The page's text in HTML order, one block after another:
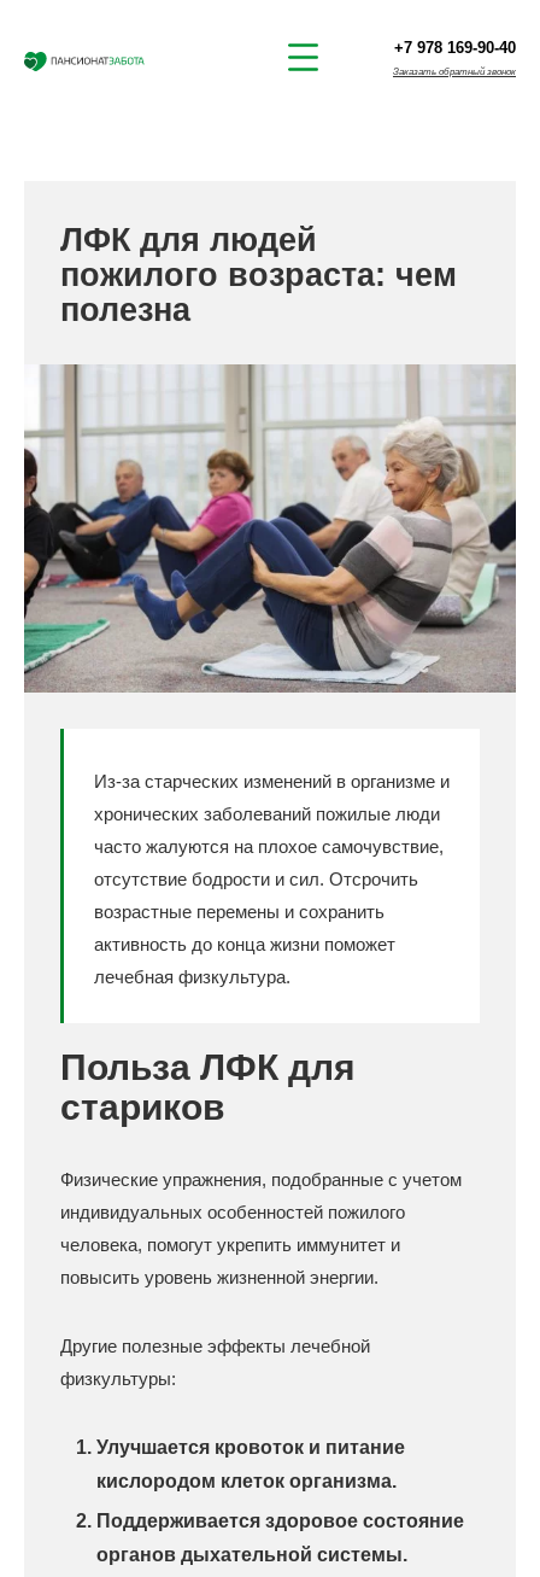
+7 978 169-90-40
Заказать обратный звонок
ЛФК для людей
пожилого возраста: чем
полезна
Из-за старческих изменений в организме и
хронических заболеваний пожилые люди
часто жалуются на плохое самочувствие,
отсутствие бодрости и сил. Отсрочить
возрастные перемены и сохранить
активность до конца жизни поможет
лечебная физкультура.
Польза ЛФК для
стариков
Физические упражнения, подобранные с учетом
индивидуальных особенностей пожилого
человека, помогут укрепить иммунитет и
повысить уровень жизненной энергии.
Другие полезные эффекты лечебной
физкультуры:
Улучшается кровоток и питание
кислородом клеток организма.
Поддерживается здоровое состояние
органов дыхательной системы.